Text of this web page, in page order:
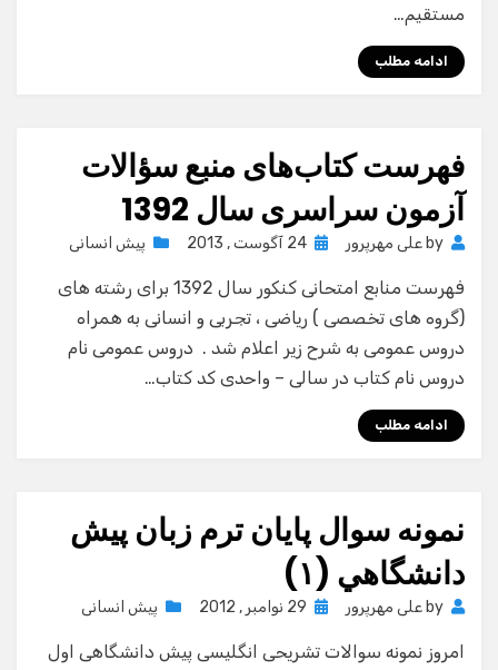
مستقیم…
ادامه مطلب
فهرست كتاب‌های منبع سؤالات
آزمون سراسری سال 1392
by علی مهرپرور
Posted
24 آگوست , 2013 پیش انسانی
فهرست منابع امتحانی کنکور سال 1392 برای رشته های
(گروه های تخصصی ) ریاضی ، تجربی و انسانی به همراه
دروس عمومی به شرح زیر اعلام شد . دروس عمومی نام
دروس نام کتاب در سالی – واحدی کد کتاب…
ادامه مطلب
نمونه سوال پايان ترم زبان پيش
دانشگاهي (١)
by علی مهرپرور
Posted
29 نوامبر , 2012 پیش انسانی
امروز نمونه سوالات تشریحی انگلیسی پیش دانشگاهی اول